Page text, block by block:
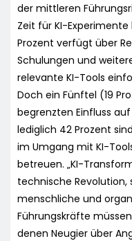
der mittleren
Zeit für KI-
Prozent verfügt über
Schulungen und
relevante KI-Tools
Doch ein Fünftel (19
begrenzten Einfluss
lediglich 42 Prozent
im Umgang mit KI-
betreuen. „KI-
technische Revolution,
menschliche und
Führungskräfte
denen Neugier über